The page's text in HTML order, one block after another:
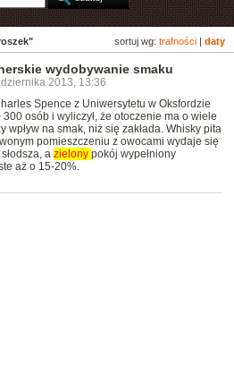
sortuj wg: trafności daty
wydobywanie smaku
2013, 13:36
Spence z Uniwersytetu w Oksfordzie
300 osób i wyliczył, że otoczenie ma o wiele
wpływ na smak, niż się zakłada. Whisky pita
pomieszczeniu z owocami wydaje się
a zielony pokój wypełniony
aż o 15-20%.